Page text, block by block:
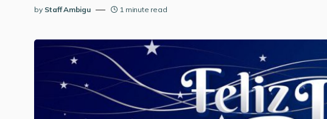
by Staff Ambigu 1 minute read